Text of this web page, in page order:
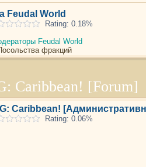
Feudal World
Rating: 0.18%
Feudal World
фракций
Caribbean! [Forum]
Caribbean!
Rating: 0.06%